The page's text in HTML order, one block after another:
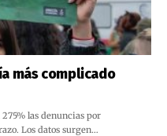
más complicado
las denuncias por
Los datos surgen…